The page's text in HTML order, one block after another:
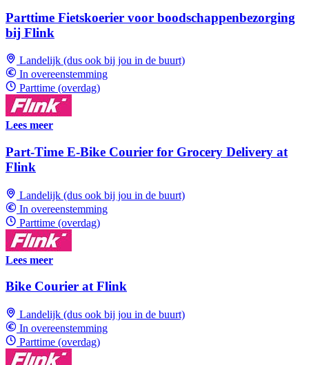
Parttime Fietskoerier voor boodschappenbezorging
bij Flink
Landelijk (dus ook bij jou in de buurt)
In overeenstemming
Parttime (overdag)
Lees meer
Part-Time E-Bike Courier for Grocery Delivery at
Flink
Landelijk (dus ook bij jou in de buurt)
In overeenstemming
Parttime (overdag)
Lees meer
Bike Courier at Flink
Landelijk (dus ook bij jou in de buurt)
In overeenstemming
Parttime (overdag)